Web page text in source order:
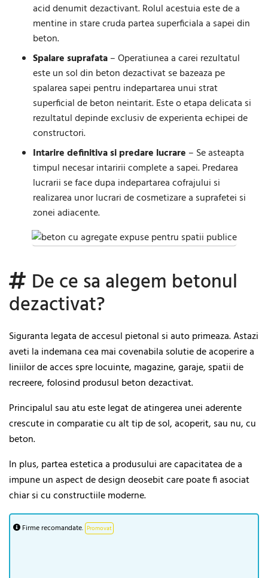
acid denumit dezactivant. Rolul acestuia este de a
mentine in stare cruda partea superficiala a sapei din
beton.
Spalare suprafata– Operatiunea a carei rezultatul
este un sol din beton dezactivat se bazeaza pe
spalarea sapei pentru indepartarea unui strat
superficial de beton neintarit. Este o etapa delicata si
rezultatul depinde exclusiv de experienta echipei de
constructori.
Intarire definitiva si predare lucrare – Se asteapta
timpul necesar intaririi complete a sapei. Predarea
lucrarii se face dupa indepartarea cofrajului si
realizarea unor lucrari de cosmetizare a suprafetei si
zonei adiacente.
De ce sa alegem betonul
dezactivat?
Siguranta legata de accesul pietonal si auto primeaza. Astazi
aveti la indemana cea mai covenabila solutie de acoperire a
liniilor de acces spre locuinte, magazine, garaje, spatii de
recreere, folosind produsul beton dezactivat.
Principalul sau atu este legat de atingerea unei aderente
crescute in comparatie cu alt tip de sol, acoperit, sau nu, cu
beton.
In plus, partea estetica a produsului are capacitatea de a
impune un aspect de design deosebit care poate fi asociat
chiar si cu constructiile moderne.
Firme recomandate. Promovat